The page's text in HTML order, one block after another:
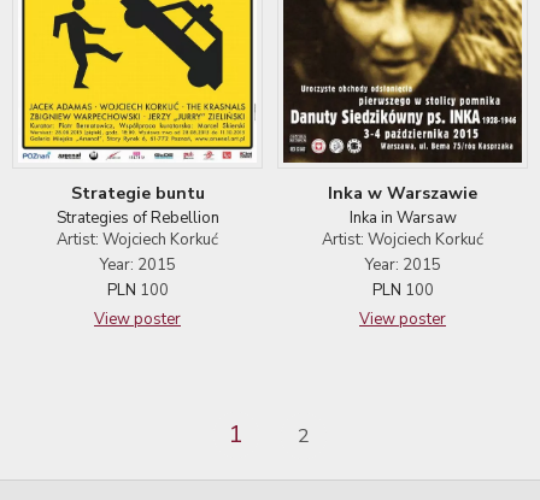
Strategie buntu
Strategies of Rebellion
Artist: Wojciech Korkuć
Year: 2015
PLN 100
View poster
Inka w Warszawie
Inka in Warsaw
Artist: Wojciech Korkuć
Year: 2015
PLN 100
View poster
1 2